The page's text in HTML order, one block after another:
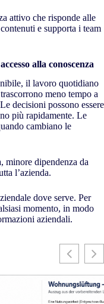
attivo che risponde alle
e supporta i team
alla conoscenza
il lavoro quotidiano
meno tempo a
decisioni possono essere
più rapidamente. Le
cambiano le
minore dipendenza da
l’azienda.
dove serve. Per
momento, in modo
aziendali.